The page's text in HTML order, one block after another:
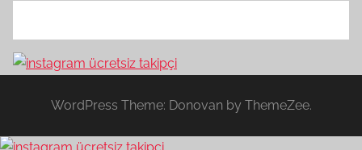
WordPress Theme: Donovan by ThemeZee.